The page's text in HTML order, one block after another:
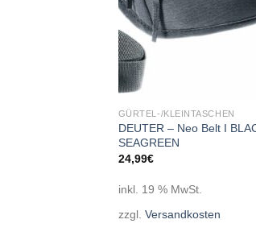
GÜRTEL-/KLEINTASCHEN
DEUTER – Neo Belt I
SEAGREEN
24,99€
inkl. 19 % MwSt.
zzgl. Versandkosten